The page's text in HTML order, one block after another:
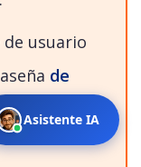
usuario
de
Asistente IA